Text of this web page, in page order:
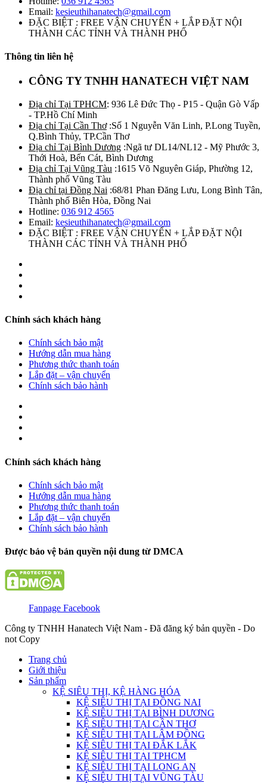
Email: kesieuthihanatech@gmail.com
ĐẶC BIỆT : FREE VẬN CHUYỂN + LẮP ĐẶT NỘI
THÀNH CÁC TỈNH VÀ THÀNH PHỐ
Thông tin liên hệ
CÔNG TY TNHH HANATECH VIỆT NAM
Địa chỉ Tại TPHCM: 936 Lê Đức Thọ - P15 - Quận Gò Vấp
- TP.Hồ Chí Minh
Địa chỉ Tại Cần Thơ:Số 1 Nguyễn Văn Linh, P.Long Tuyền,
Q.Bình Thủy, TP.Cần Thơ
Địa chỉ Tại Bình Dương :Ngã tư DL14/NL12 - Mỹ Phước 3,
Thới Hoà, Bến Cát, Bình Dương
Địa chỉ Tại Vũng Tàu :1615 Võ Nguyên Giáp, Phường 12,
Thành phố Vũng Tàu
Địa chỉ tại Đồng Nai :68/81 Phan Đăng Lưu, Long Bình Tân,
Thành phố Biên Hòa, Đồng Nai
Hotline: 036 912 4565
Email: kesieuthihanatech@gmail.com
ĐẶC BIỆT : FREE VẬN CHUYỂN + LẮP ĐẶT NỘI
THÀNH CÁC TỈNH VÀ THÀNH PHỐ
Chính sách khách hàng
Chính sách bảo mật
Hướng dẫn mua hàng
Phương thức thanh toán
Lắp đặt – vận chuyển
Chính sách bảo hành
Chính sách khách hàng
Chính sách bảo mật
Hướng dẫn mua hàng
Phương thức thanh toán
Lắp đặt – vận chuyển
Chính sách bảo hành
Được bảo vệ bản quyền nội dung từ DMCA
Fanpage Facebook
Công ty TNHH Hanatech Việt Nam - Đã đăng ký bản quyền - Do
not Copy
Trang chủ
Giới thiệu
Sản phẩm
KỆ SIÊU THỊ, KỆ HÀNG HÓA
KỆ SIÊU THỊ TẠI ĐỒNG NAI
KỆ SIÊU THỊ TẠI BÌNH DƯƠNG
KỆ SIÊU THỊ TẠI CẦN THƠ
KỆ SIÊU THỊ TẠI LÂM ĐỒNG
KỆ SIÊU THỊ TẠI ĐẮK LẮK
KỆ SIÊU THỊ TẠI TPHCM
KỆ SIÊU THỊ TẠI LONG AN
KỆ SIÊU THỊ TẠI VŨNG TÀU